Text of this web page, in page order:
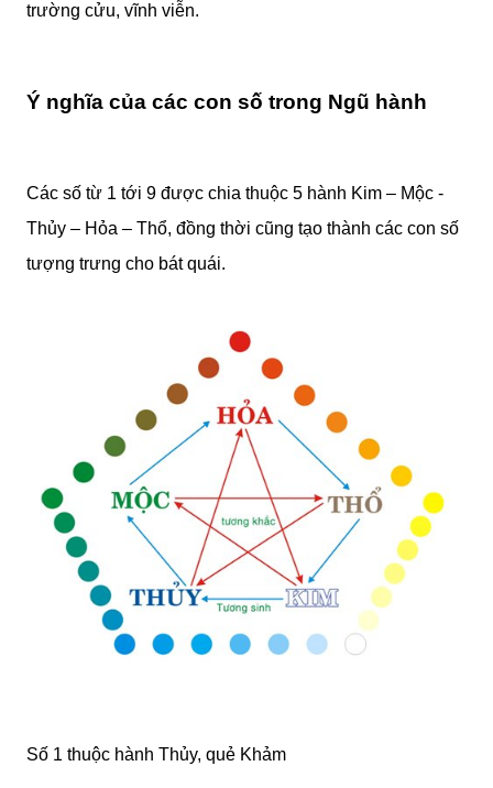
trường cửu, vĩnh viễn.
Ý nghĩa của các con số trong Ngũ hành
Các số từ 1 tới 9 được chia thuộc 5 hành Kim – Mộc -
Thủy – Hỏa – Thổ, đồng thời cũng tạo thành các con số
tượng trưng cho bát quái.
Số 1 thuộc hành Thủy, quẻ Khảm